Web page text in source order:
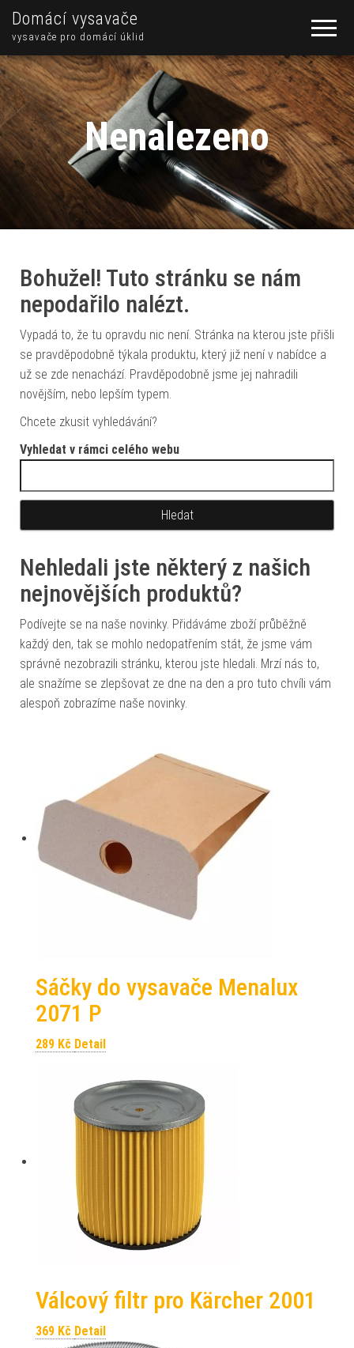
Domácí vysavače
vysavače pro domácí úklid
Nenalezeno
Bohužel! Tuto stránku se nám
nepodařilo nalézt.
Vypadá to, že tu opravdu nic není. Stránka na kterou jste přišli
se pravděpodobně týkala produktu, který již není v nabídce a
už se zde nenachází. Pravděpodobně jsme jej nahradili
novějším, nebo lepším typem.
Chcete zkusit vyhledávání?
Vyhledat v rámci celého webu
Nehledali jste některý z našich
nejnovějších produktů?
Podívejte se na naše novinky. Přidáváme zboží průběžně
každý den, tak se mohlo nedopatřením stát, že jsme vám
správně nezobrazili stránku, kterou jste hledali. Mrzí nás to,
ale snažíme se zlepšovat ze dne na den a pro tuto chvíli vám
alespoň zobrazíme naše novinky.
Sáčky do vysavače Menalux
2071 P
289 Kč Detail
Válcový filtr pro Kärcher 2001
369 Kč Detail